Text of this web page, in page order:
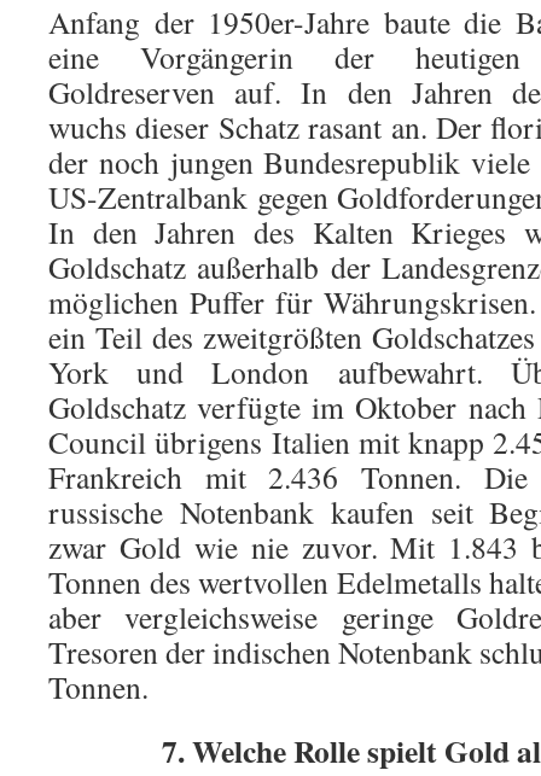
Anfang der 1950er-Jahre baute die
eine Vorgängerin der heutigen
Goldreserven auf. In den Jahren
wuchs dieser Schatz rasant an. Der
der noch jungen Bundesrepublik
US-Zentralbank gegen
In den Jahren des Kalten Krieges
Goldschatz außerhalb der
möglichen Puffer für
ein Teil des zweitgrößten
York und London aufbewahrt.
Goldschatz verfügte im Oktober
Council übrigens Italien mit knapp
Frankreich mit 2.436 Tonnen.
russische Notenbank kaufen seit
zwar Gold wie nie zuvor. Mit 1.843
Tonnen des wertvollen Edelmetalls
aber vergleichsweise geringe
Tresoren der indischen Notenbank
Tonnen.
7. Welche Rolle spielt Gold